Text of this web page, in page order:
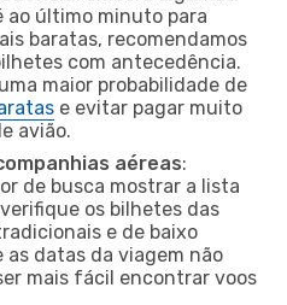
ao último minuto para
baratas, recomendamos
com antecedência.
maior probabilidade de
e evitar pagar muito
avião.
aéreas:
de busca mostrar a lista
os bilhetes das
e de baixo
as datas da viagem não
mais fácil encontrar voos